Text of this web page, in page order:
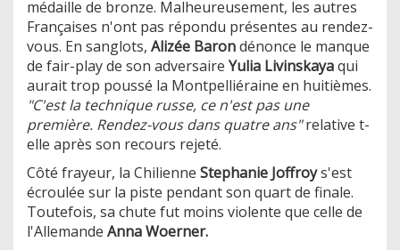
médaille de bronze. Malheureusement, les autres
Françaises n'ont pas répondu présentes au rendez-
vous. En sanglots, Alizée Barondénonce le manque
de fair-play de son adversaire Yulia Livinskayaqui
aurait trop poussé la Montpelliéraine en huitièmes.
"C'est la technique russe, ce n'est pas une
première. Rendez-vous dans quatre ans"relative t-
elle après son recours rejeté.
Côté frayeur, la Chilienne Stephanie Joffroys'est
écroulée sur la piste pendant son quart de finale.
Toutefois, sa chute fut moins violente que celle de
l'Allemande Anna Woerner.